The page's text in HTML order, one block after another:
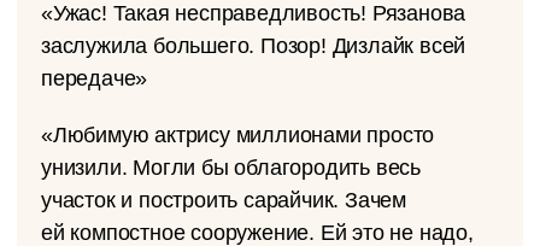
«Ужас! Такая несправедливость! Рязанова
заслужила большего. Позор! Дизлайк всей
передаче»
«Любимую актрису миллионами просто
унизили. Могли бы облагородить весь
участок и построить сарайчик. Зачем
ей компостное сооружение. Ей это не надо,